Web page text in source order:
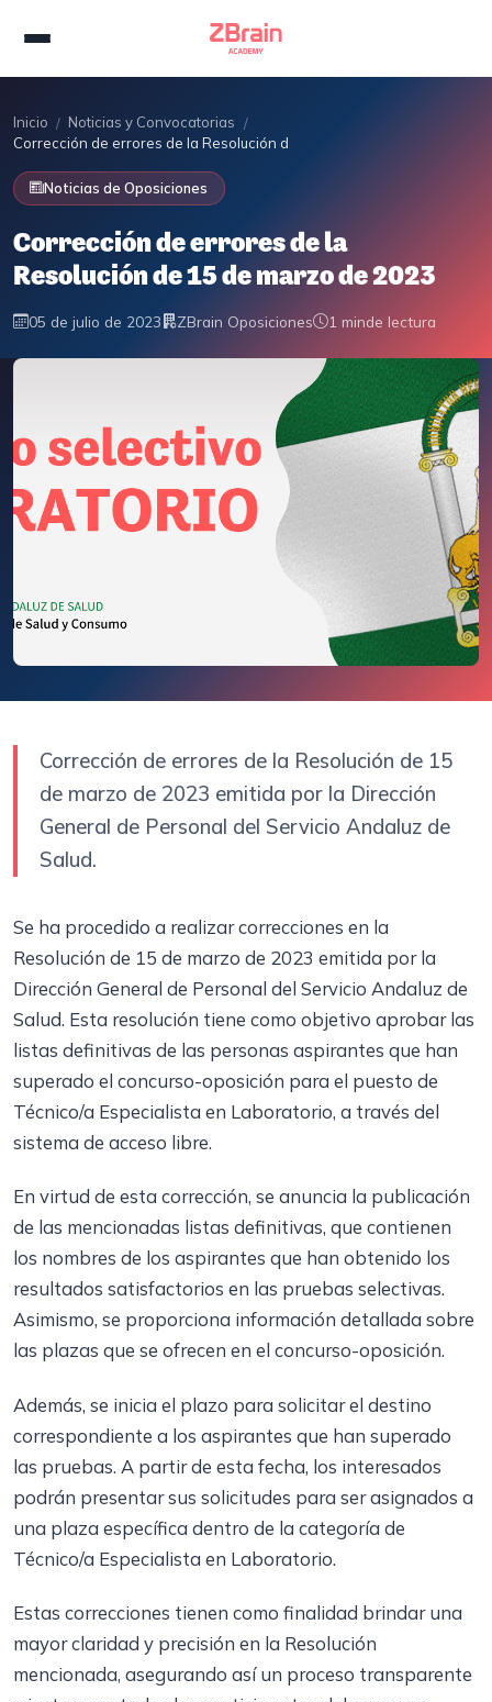
Inicio / Noticias y Convocatorias /
Corrección de errores de la Resolución de 15 de marzo de 2023
Noticias de Oposiciones
Corrección de errores de la
Resolución de 15 de marzo de 2023
05 de julio de 2023 ZBrain Oposiciones 1 minde lectura
Corrección de errores de la Resolución de 15
de marzo de 2023 emitida por la Dirección
General de Personal del Servicio Andaluz de
Salud.
Se ha procedido a realizar correcciones en la
Resolución de 15 de marzo de 2023 emitida por la
Dirección General de Personal del Servicio Andaluz de
Salud. Esta resolución tiene como objetivo aprobar las
listas definitivas de las personas aspirantes que han
superado el concurso-oposición para el puesto de
Técnico/a Especialista en Laboratorio, a través del
sistema de acceso libre.
En virtud de esta corrección, se anuncia la publicación
de las mencionadas listas definitivas, que contienen
los nombres de los aspirantes que han obtenido los
resultados satisfactorios en las pruebas selectivas.
Asimismo, se proporciona información detallada sobre
las plazas que se ofrecen en el concurso-oposición.
Además, se inicia el plazo para solicitar el destino
correspondiente a los aspirantes que han superado
las pruebas. A partir de esta fecha, los interesados
podrán presentar sus solicitudes para ser asignados a
una plaza específica dentro de la categoría de
Técnico/a Especialista en Laboratorio.
Estas correcciones tienen como finalidad brindar una
mayor claridad y precisión en la Resolución
mencionada, asegurando así un proceso transparente